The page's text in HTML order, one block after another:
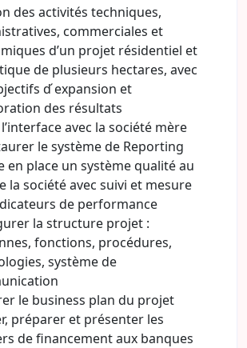
des activités techniques,
commerciales et
d’un projet résidentiel et
de plusieurs hectares, avec
d ́expansion et
des résultats
avec la société mère
le système de Reporting
en place un système qualité au
la société avec suivi et mesure
de performance
la structure projet :
fonctions, procédures,
système de
le business plan du projet
préparer et présenter les
de financement aux banques